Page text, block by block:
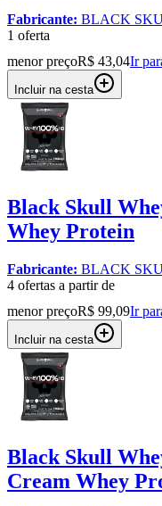
Fabricante: BLACK
1 oferta
menor preçoR$ 43,04Ir
Incluir na cesta
Black Skull
Whey Protein
Fabricante: BLACK
4 ofertas a partir de
menor preçoR$ 99,09Ir
Incluir na cesta
Black Skull
Cream Whey